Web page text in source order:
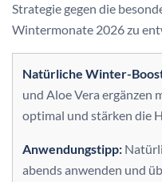
Strategie gegen die
Wintermonate 2026 zu
Natürliche Winter-
und Aloe Vera
optimal und stärken die
Anwendungstipp:
abends anwenden und